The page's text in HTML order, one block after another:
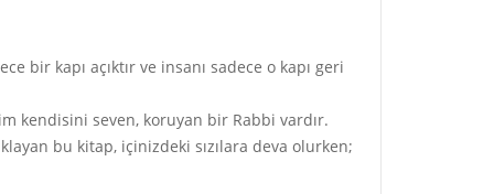
bir kapı açıktır ve insanı sadece o kapı geri
kendisini seven, koruyan bir Rabbi vardır.
bu kitap, içinizdeki sızılara deva olurken;